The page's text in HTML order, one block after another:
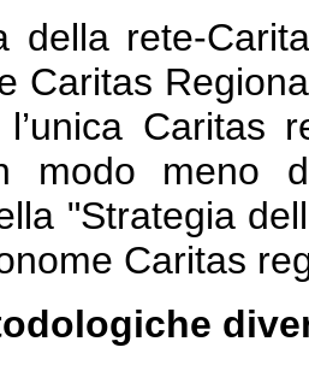
della rete-
Caritas
Caritas
modo meno
"Strategia
Caritas